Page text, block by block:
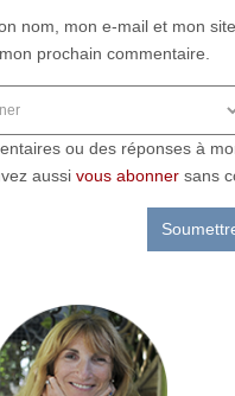
nom, mon e-mail et mon
prochain commentaire.
ou des réponses à
aussi vous abonnersans